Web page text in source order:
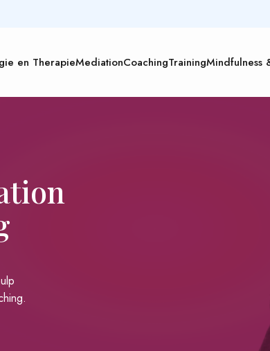
en TherapieMediationCoachingTrainingMindfulness